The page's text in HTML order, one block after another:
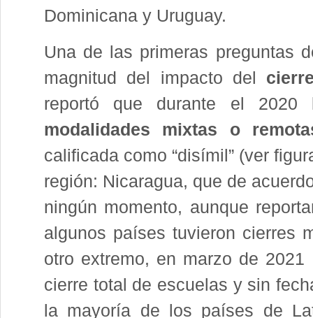
Dominicana y Uruguay.
Una de las primeras preguntas
magnitud del impacto del
reportó que durante el 2020
modalidades mixtas o
calificada como “disímil” (ver
región: Nicaragua, que de
ningún momento, aunque
algunos países tuvieron cierres
otro extremo, en marzo de
cierre total de escuelas y sin
la mayoría de los países de